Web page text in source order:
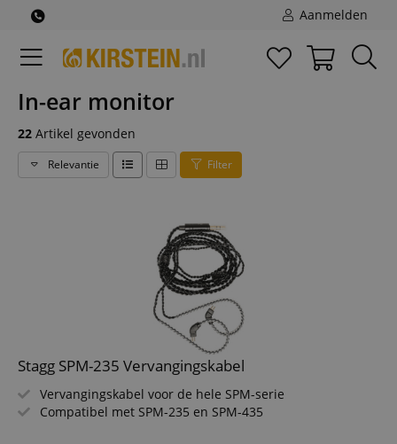
Aanmelden
In-ear monitor
22 Artikel gevonden
Relevantie Filter
Stagg SPM-235 Vervangingskabel
Vervangingskabel voor de hele SPM-serie
Compatibel met SPM-235 en SPM-435